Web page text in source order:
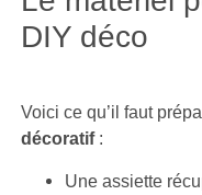
DIY déco
Voici ce qu’il faut
décoratif:
Une assiette